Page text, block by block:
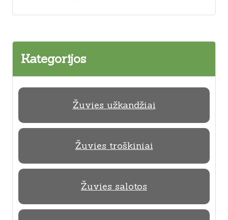
Kategorijos
Žuvies užkandžiai
Žuvies troškiniai
Žuvies salotos